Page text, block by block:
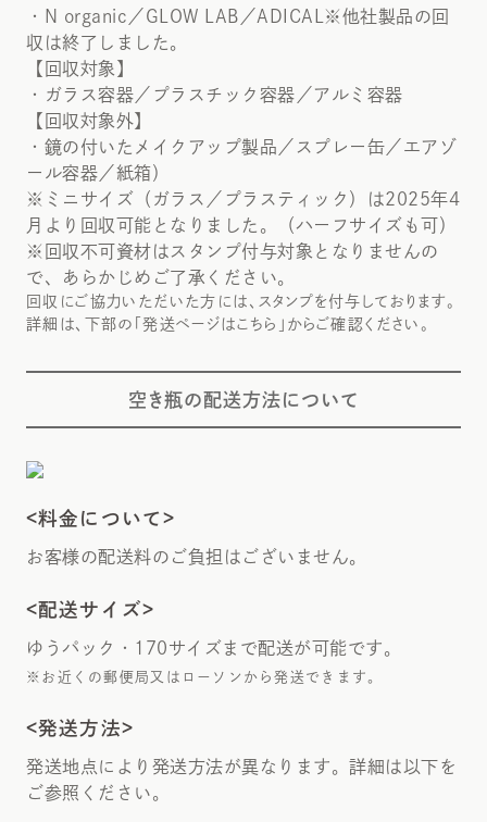
・N organic／GLOW LAB／ADICAL※他社製品の回
収は終了しました。
【回収対象】
・ガラス容器／プラスチック容器／アルミ容器
【回収対象外】
・鏡の付いたメイクアップ製品／スプレー缶／エアゾ
ール容器／紙箱）
※ミニサイズ（ガラス／プラスティック）は2025年4
月より回収可能となりました。（ハーフサイズも可）
※回収不可資材はスタンプ付与対象となりませんの
で、あらかじめご了承ください。
回収にご協力いただいた方には、スタンプを付与しております。
詳細は、下部の「発送ページはこちら」からご確認ください。
空き瓶の配送方法について
<料金について>
お客様の配送料のご負担はございません。
<配送サイズ>
ゆうパック・170サイズまで配送が可能です。
※お近くの郵便局又はローソンから発送できます。
<発送方法>
発送地点により発送方法が異なります。詳細は以下を
ご参照ください。